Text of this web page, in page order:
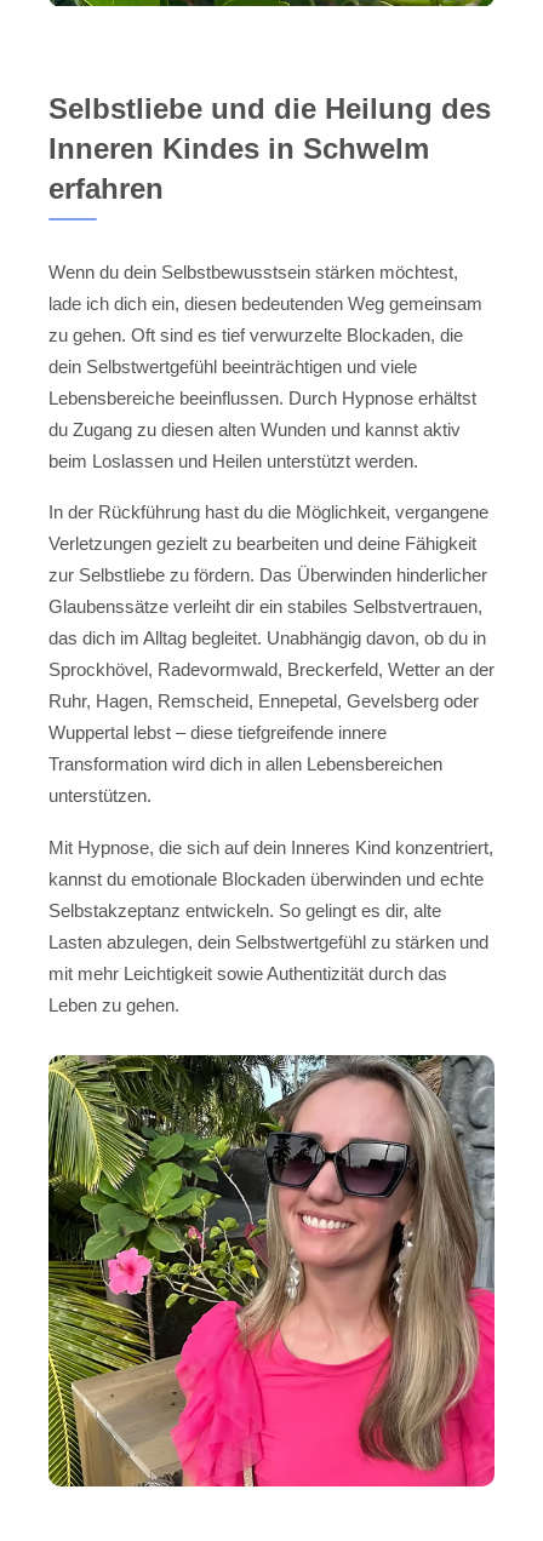
Selbstliebe und die Heilung des
Inneren Kindes in Schwelm
erfahren
Wenn du dein Selbstbewusstsein stärken möchtest,
lade ich dich ein, diesen bedeutenden Weg gemeinsam
zu gehen. Oft sind es tief verwurzelte Blockaden, die
dein Selbstwertgefühl beeinträchtigen und viele
Lebensbereiche beeinflussen. Durch Hypnose erhältst
du Zugang zu diesen alten Wunden und kannst aktiv
beim Loslassen und Heilen unterstützt werden.
In der Rückführung hast du die Möglichkeit, vergangene
Verletzungen gezielt zu bearbeiten und deine Fähigkeit
zur Selbstliebe zu fördern. Das Überwinden hinderlicher
Glaubenssätze verleiht dir ein stabiles Selbstvertrauen,
das dich im Alltag begleitet. Unabhängig davon, ob du in
Sprockhövel, Radevormwald, Breckerfeld, Wetter an der
Ruhr, Hagen, Remscheid, Ennepetal, Gevelsberg oder
Wuppertal lebst – diese tiefgreifende innere
Transformation wird dich in allen Lebensbereichen
unterstützen.
Mit Hypnose, die sich auf dein Inneres Kind konzentriert,
kannst du emotionale Blockaden überwinden und echte
Selbstakzeptanz entwickeln. So gelingt es dir, alte
Lasten abzulegen, dein Selbstwertgefühl zu stärken und
mit mehr Leichtigkeit sowie Authentizität durch das
Leben zu gehen.